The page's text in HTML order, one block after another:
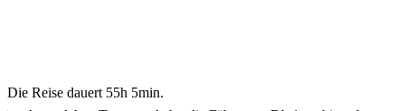
Die Reise dauert 55h 5min.